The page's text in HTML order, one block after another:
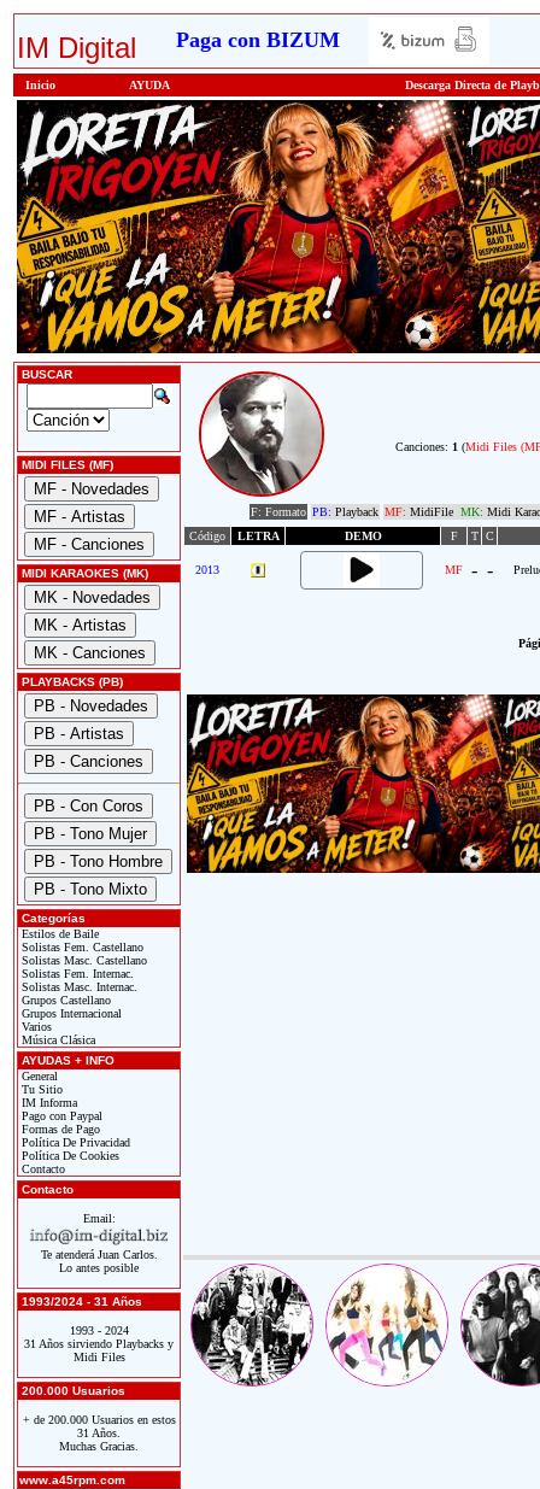
IM Digital Paga con BIZUM
Inicio AYUDA Descarga Directa de
BUSCAR
MIDI FILES (MF)
MIDI KARAOKES (MK)
PLAYBACKS (PB)
Categorías
Estilos de Baile
Solistas Fem. Castellano
Solistas Masc. Castellano
Solistas Fem. Internac.
Solistas Masc. Internac.
Grupos Castellano
Grupos Internacional
Varios
Música Clásica
AYUDAS + INFO
General
Tu Sitio
IM Informa
Pago con Paypal
Formas de Pago
Política De Privacidad
Política De Cookies
Contacto
Contacto
Email:
Te atenderá Juan Carlos.
Lo antes posible
1993/2024 - 31 Años
1993 - 2024
31 Años sirviendo Playbacks y
Midi Files
200.000 Usuarios
+ de 200.000 Usuarios en estos
31 Años.
Muchas Gracias.
www.a45rpm.com
Canciones: 1 (Midi Files
F: Formato PB: Playback MF: MidiFile MK: Midi
Código
LETRA DEMO F T C
2013 MF - -